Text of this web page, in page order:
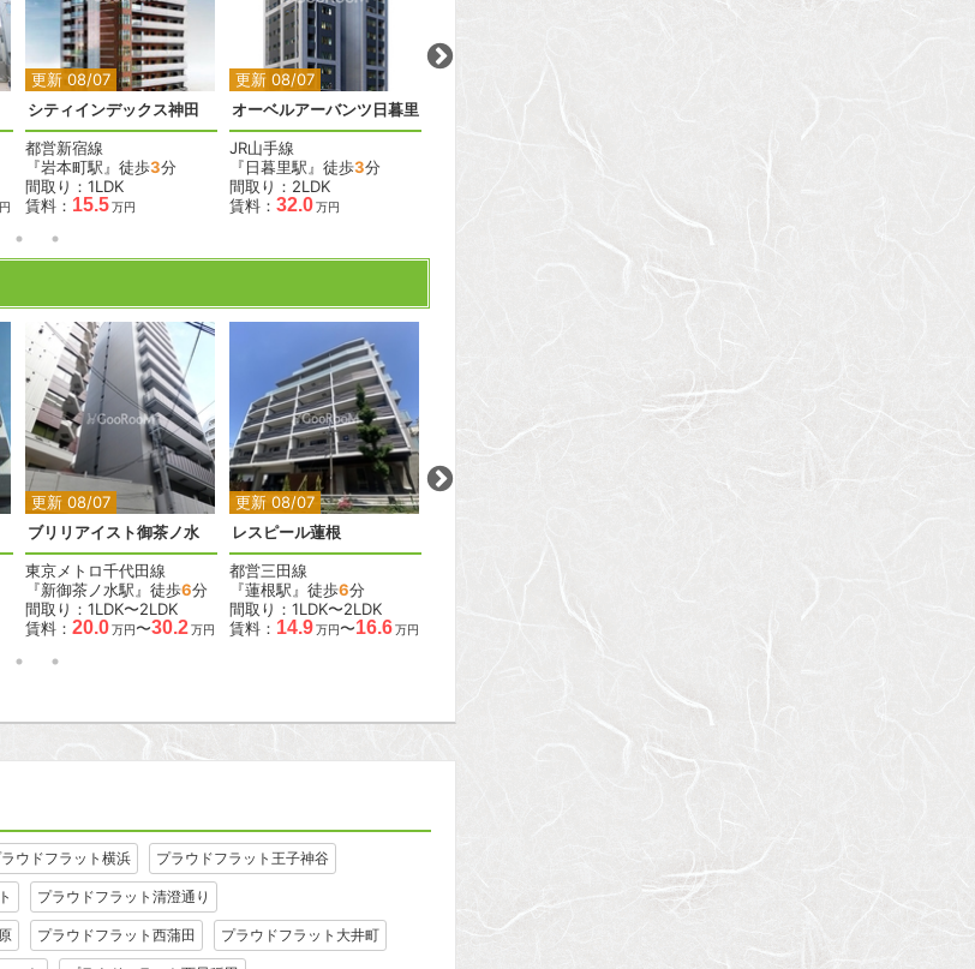
2
更新 08/07
2
シティインデックス神田
都営新宿線
『岩本町駅』徒歩3分
間取り：1LDK
賃料： 15.5万円
更新 08/07
オーベルアーバンツ日暮里
JR山手線
『日暮里駅』徒歩3分
間取り：2LDK
賃料： 32.0万円
分
賃料：
更新 08/07
2
ブリリアイスト御茶ノ水
東京メトロ千代田線
『新御茶ノ水駅』徒歩6分
間取り：1LDK〜2LDK
賃料： 20.0万円〜30.2万円
更新 08/07
2 2
レスピール蓮根
都営三田線
『蓮根駅』徒歩6分
間取り：1LDK〜2LDK
賃料： 14.9万円〜16.6万円 19.0
ウドフラット横浜 プラウドフラット王子神谷
プラウドフラット清澄通り
プラウドフラット西蒲田 プラウドフラット大井町